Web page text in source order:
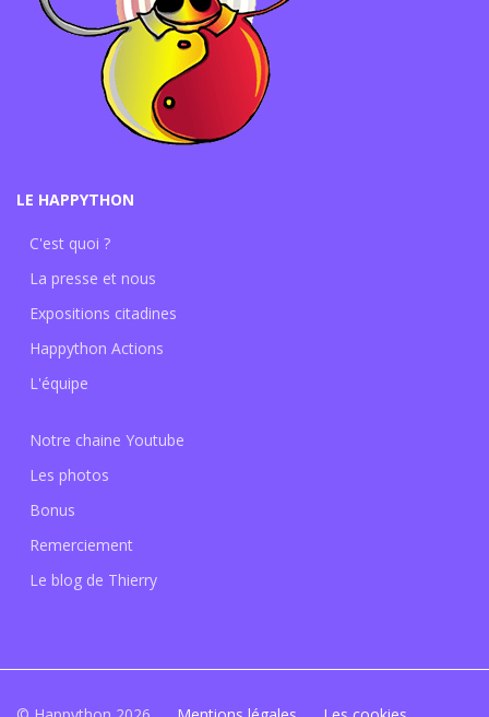
LE HAPPYTHON
C'est quoi ?
La presse et nous
Expositions citadines
Happython Actions
L'équipe
Notre chaine Youtube
Les photos
Bonus
Remerciement
Le blog de Thierry